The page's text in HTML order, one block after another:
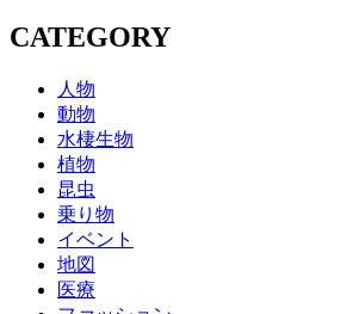
CATEGORY
人物
動物
水棲生物
植物
昆虫
乗り物
イベント
地図
医療